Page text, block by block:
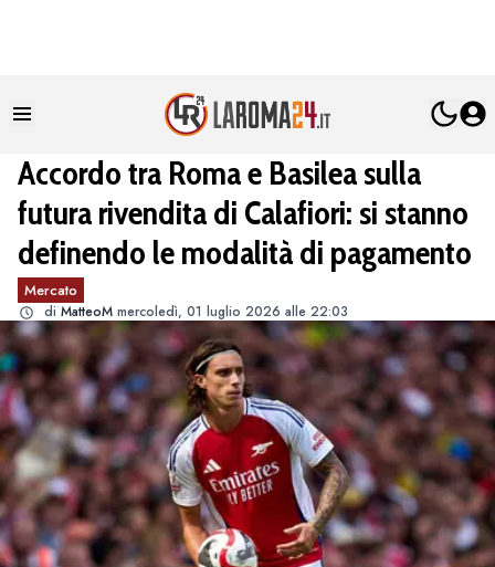
Accordo tra Roma e Basilea sulla
futura rivendita di Calafiori: si stanno
definendo le modalità di pagamento
Mercato
di MatteoM mercoledì, 01 luglio 2026 alle 22:03